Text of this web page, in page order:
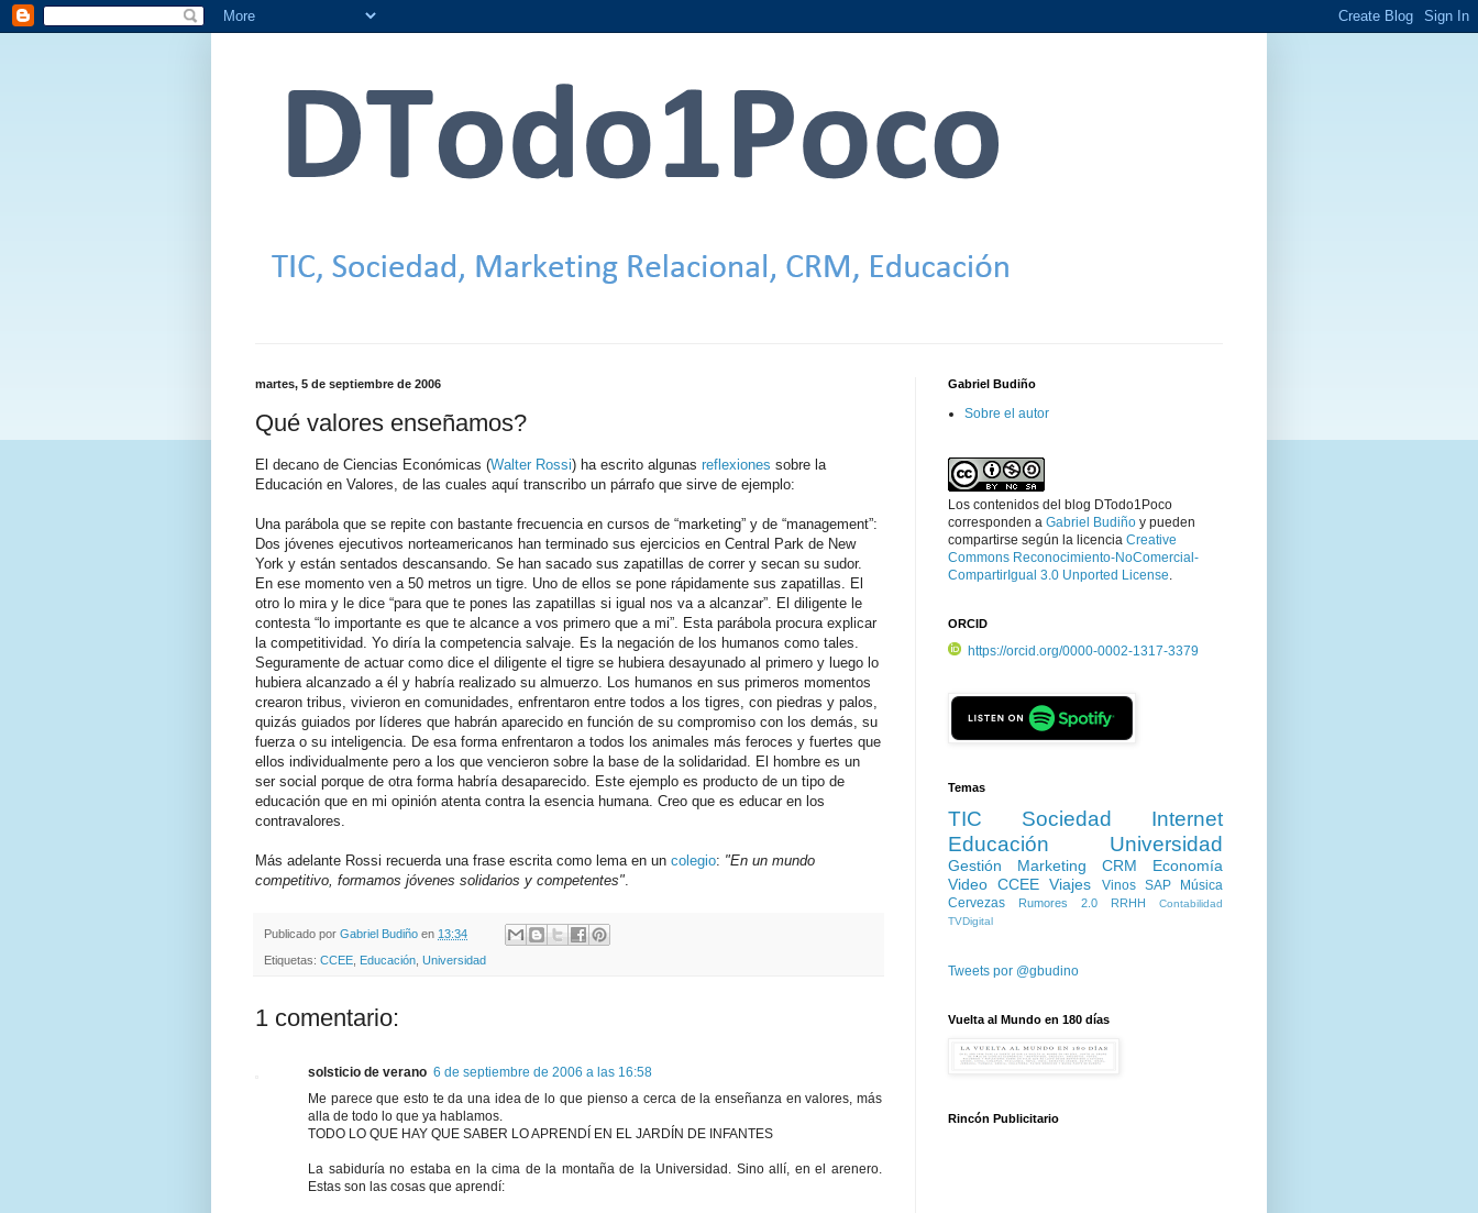
martes, 5 de septiembre de 2006
Qué valores enseñamos?
El decano de Ciencias Económicas (Walter Rossi) ha escrito algunas reflexiones sobre la
Educación en Valores, de las cuales aquí transcribo un párrafo que sirve de ejemplo:
Una parábola que se repite con bastante frecuencia en cursos de “marketing” y de “management”:
Dos jóvenes ejecutivos norteamericanos han terminado sus ejercicios en Central Park de New
York y están sentados descansando. Se han sacado sus zapatillas de correr y secan su sudor.
En ese momento ven a 50 metros un tigre. Uno de ellos se pone rápidamente sus zapatillas. El
otro lo mira y le dice “para que te pones las zapatillas si igual nos va a alcanzar”. El diligente le
contesta “lo importante es que te alcance a vos primero que a mi”. Esta parábola procura explicar
la competitividad. Yo diría la competencia salvaje. Es la negación de los humanos como tales.
Seguramente de actuar como dice el diligente el tigre se hubiera desayunado al primero y luego lo
hubiera alcanzado a él y habría realizado su almuerzo. Los humanos en sus primeros momentos
crearon tribus, vivieron en comunidades, enfrentaron entre todos a los tigres, con piedras y palos,
quizás guiados por líderes que habrán aparecido en función de su compromiso con los demás, su
fuerza o su inteligencia. De esa forma enfrentaron a todos los animales más feroces y fuertes que
ellos individualmente pero a los que vencieron sobre la base de la solidaridad. El hombre es un
ser social porque de otra forma habría desaparecido. Este ejemplo es producto de un tipo de
educación que en mi opinión atenta contra la esencia humana. Creo que es educar en los
contravalores.
Más adelante Rossi recuerda una frase escrita como lema en un colegio: "En un mundo
competitivo, formamos jóvenes solidarios y competentes"
Publicado por Gabriel Budiño en 13:34
Etiquetas: CCEE Educación Universidad
1 comentario:
solsticio de verano 6 de septiembre de 2006 a las 16:58
Me parece que esto te da una idea de lo que pienso a cerca de la enseñanza en valores, más
alla de todo lo que ya hablamos.
TODO LO QUE HAY QUE SABER LO APRENDÍ EN EL JARDÍN DE INFANTES
La sabiduría no estaba en la cima de la montaña de la Universidad. Si­no allí, en el arenero.
Estas son las cosas que aprendí:
Gabriel Budiño
Sobre el autor
Los contenidos del blog DTodo1Poco
corresponden a Gabriel Budiño y pueden
compartirse según la licencia Creative
Commons Reconocimiento-NoComercial-
CompartirIgual 3.0 Unported License.
ORCID
https://orcid.org/0000-0002-1317-3379
Temas
TIC Sociedad
Internet
Educación
Universidad
Gestión Marketing CRM
Economía
Video CCEE Viajes Vinos SAP
Música
Cervezas
Rumores 2.0 RRHH
Contabilidad
TVDigital
Tweets por @gbudino
Vuelta al Mundo en 180 días
Rincón Publicitario